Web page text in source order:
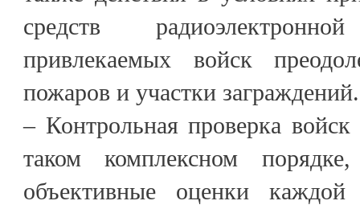
средств
привлекаемых войск
пожаров и участки заграждений.
– Контрольная проверка
таком комплексном
объективные оценки